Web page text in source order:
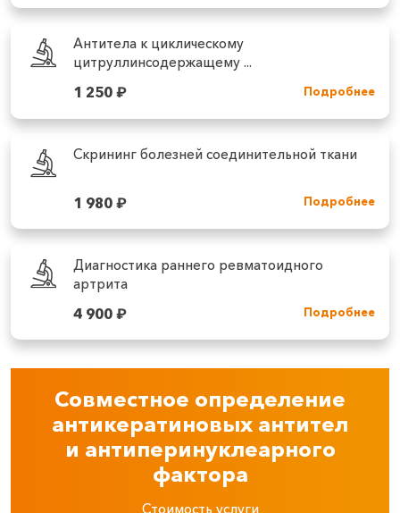
Антитела к циклическому
цитруллинсодержащему ...
1 250₽ Подробнее
Скрининг болезней соединительной ткани
1 980₽ Подробнее
Диагностика раннего ревматоидного
артрита
4 900₽ Подробнее
Совместное определение
антикератиновых антител
и антиперинуклеарного
фактора
Стоимость услуги